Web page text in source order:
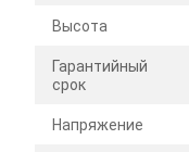
Высота
Гарантийный
срок
Напряжение